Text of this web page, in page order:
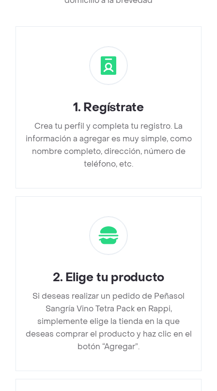
1. Regístrate
Crea tu perfil y completa tu registro. La
información a agregar es muy simple, como
nombre completo, dirección, número de
teléfono, etc.
2. Elige tu producto
Si deseas realizar un pedido de Peñasol
Sangría Vino Tetra Pack en Rappi,
simplemente elige la tienda en la que
deseas comprar el producto y haz clic en el
botón “Agregar”.